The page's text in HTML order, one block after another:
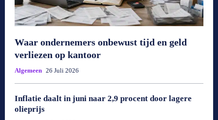
Waar ondernemers onbewust tijd en geld
verliezen op kantoor
Algemeen 26 Juli 2026
Inflatie daalt in juni naar 2,9 procent door lagere
olieprijs